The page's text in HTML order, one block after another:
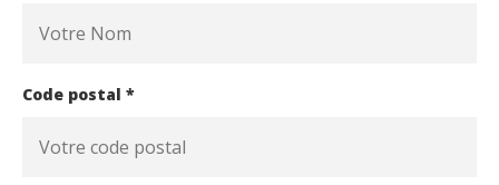
Code postal *